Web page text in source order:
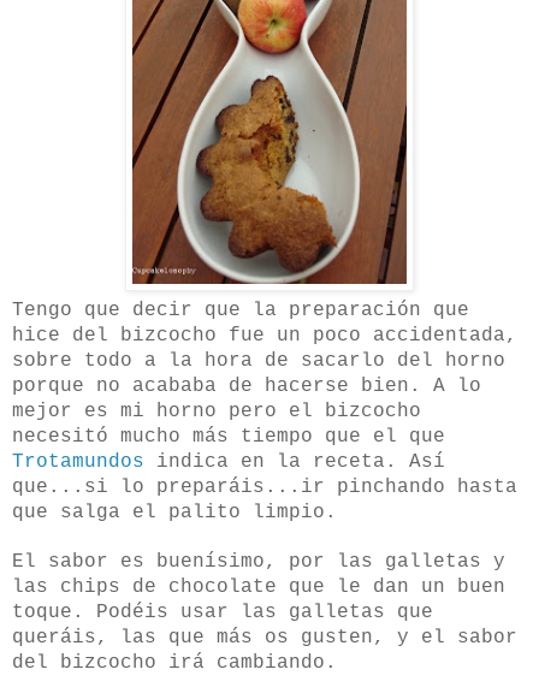
Tengo que decir que la preparación que
hice del bizcocho fue un poco accidentada,
sobre todo a la hora de sacarlo del horno
porque no acababa de hacerse bien. A lo
mejor es mi horno pero el bizcocho
necesitó mucho más tiempo que el que
Trotamundos indica en la receta. Así
que...si lo preparáis...ir pinchando hasta
que salga el palito limpio.
El sabor es buenísimo, por las galletas y
las chips de chocolate que le dan un buen
toque. Podéis usar las galletas que
queráis, las que más os gusten, y el sabor
del bizcocho irá cambiando.